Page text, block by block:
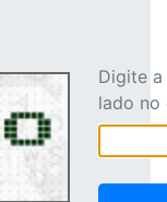
Digite
lado no